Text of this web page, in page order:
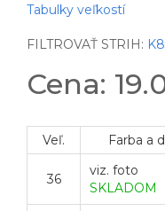
Tabulky veľkostí
FILTROVAŤ STRIH:
Cena:
Veľ. Farba a
36
viz. foto
SKLADOM